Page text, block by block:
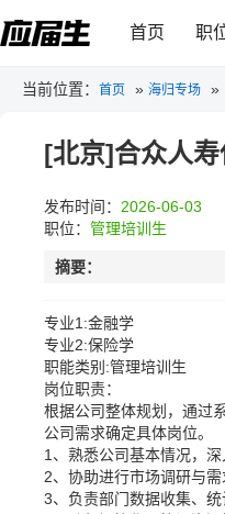
首页 职
当前位置： 首页 » 海归专场 »
[北京]合众人
发布时间： 2026-06-03
职位： 管理培训生
摘要：
专业1:金融学
专业2:保险学
职能类别:管理培训生
岗位职责：
根据公司整体规划，通过
公司需求确定具体岗位。
1、熟悉公司基本情况，
2、协助进行市场调研与
3、负责部门数据收集、